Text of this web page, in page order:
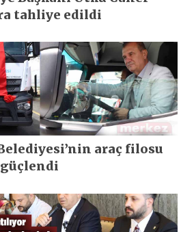
tahliye edildi
araç filosu
güçlendi